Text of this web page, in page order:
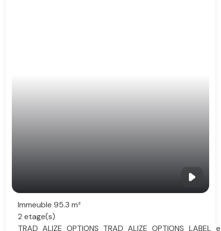
Immeuble 95.3 m²
2 etage(s)